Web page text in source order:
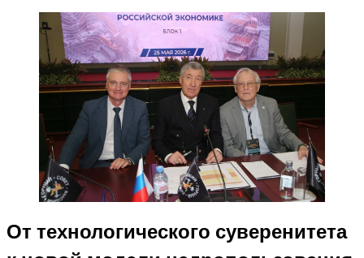
От технологического суверенитета